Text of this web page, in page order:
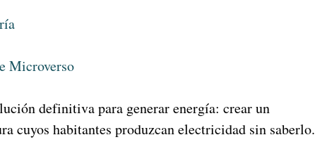
Microverso
definitiva para generar energía: crear un
cuyos habitantes produzcan electricidad sin saberlo.